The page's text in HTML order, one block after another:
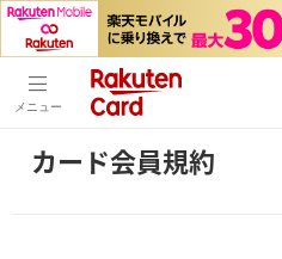
メニュー
カード会員規約